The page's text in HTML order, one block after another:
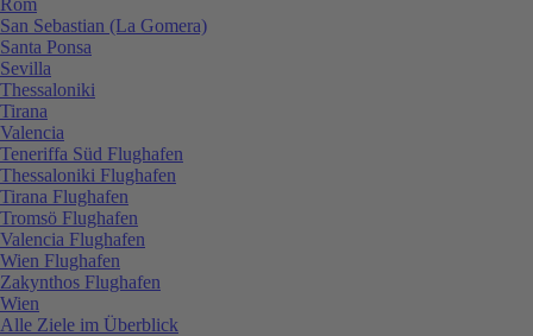
San Sebastian (La Gomera)
Santa Ponsa
Sevilla
Thessaloniki
Tirana
Valencia
Teneriffa Süd Flughafen
Thessaloniki Flughafen
Tirana Flughafen
Tromsö Flughafen
Valencia Flughafen
Wien Flughafen
Zakynthos Flughafen
Wien
Alle Ziele im Überblick